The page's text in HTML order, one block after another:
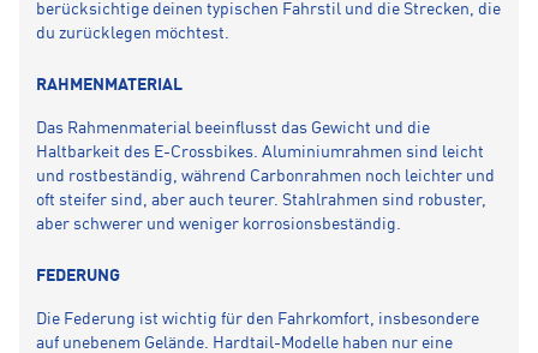
berücksichtige deinen typischen Fahrstil und die Strecken, die
du zurücklegen möchtest.
RAHMENMATERIAL
Das Rahmenmaterial beeinflusst das Gewicht und die
Haltbarkeit des E-Crossbikes. Aluminiumrahmen sind leicht
und rostbeständig, während Carbonrahmen noch leichter und
oft steifer sind, aber auch teurer. Stahlrahmen sind robuster,
aber schwerer und weniger korrosionsbeständig.
FEDERUNG
Die Federung ist wichtig für den Fahrkomfort, insbesondere
auf unebenem Gelände. Hardtail-Modelle haben nur eine